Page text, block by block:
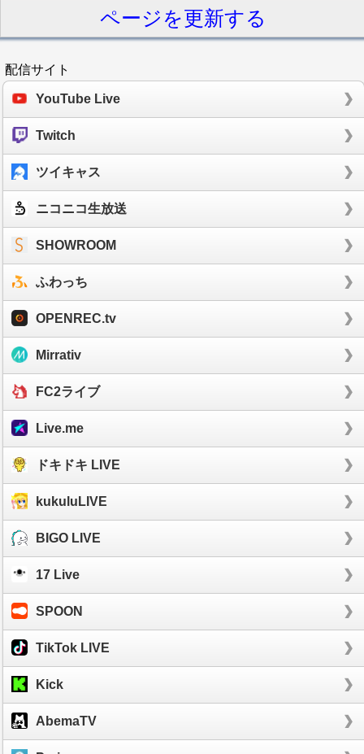
ページを更新する
配信サイト
YouTube Live
Twitch
ツイキャス
ニコニコ生放送
SHOWROOM
ふわっち
OPENREC.tv
Mirrativ
FC2ライブ
Live.me
ドキドキ LIVE
kukuluLIVE
BIGO LIVE
17 Live
SPOON
TikTok LIVE
Kick
AbemaTV